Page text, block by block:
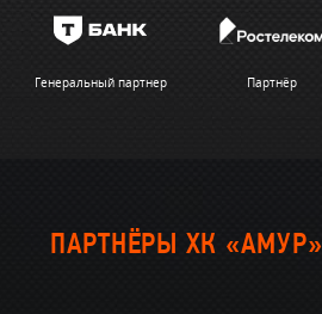
Генеральный партнер Партнёр
ПАРТНЁРЫ ХК «АМУР»